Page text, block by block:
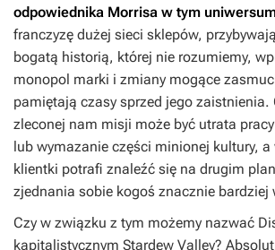
odpowiednika Morrisa w tym
franczyzę dużej sieci sklepów,
bogatą historią, której nie rozumiemy,
monopol marki i zmiany mogące
pamiętają czasy sprzed jego zaistnienia.
zleconej nam misji może być utrata
lub wymazanie części minionej kultury,
klientki potrafi znaleźć się na drugim
zjednania sobie kogoś znacznie bardziej
Czy w związku z tym możemy nazwać
kapitalistycznym Stardew Valley?